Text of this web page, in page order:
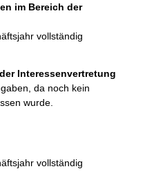
im Bereich der
vollständig
Interessenvertretung
da noch kein
wurde.
vollständig